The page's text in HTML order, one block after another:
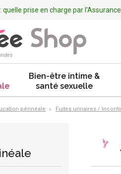
quelle prise en charge par
Bien-être intime &
santé sexuelle
périnéale Fuites urinaires /